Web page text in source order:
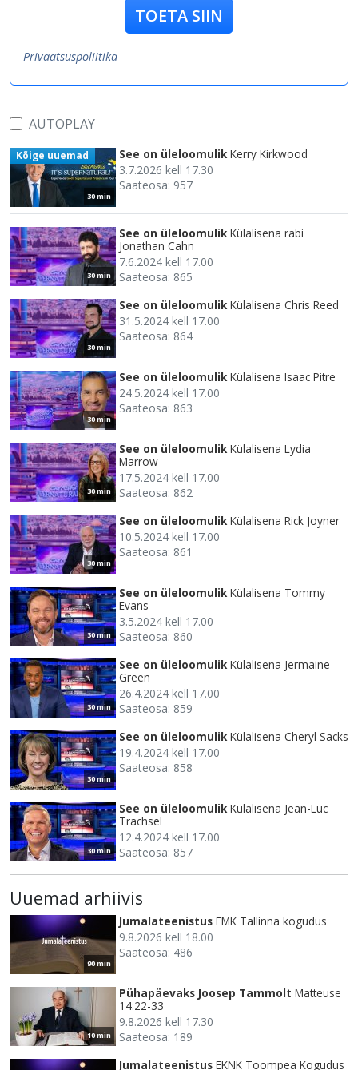
TOETA SIIN
Privaatsuspoliitika
AUTOPLAY
30 min
Kõige uuemad See on üleloomulik Kerry Kirkwood
3.7.2026 kell 17.30
Saateosa: 957
30 min
See on üleloomulik Külalisena rabi
Jonathan Cahn
7.6.2024 kell 17.00
Saateosa: 865
30 min
See on üleloomulik Külalisena Chris Reed
31.5.2024 kell 17.00
Saateosa: 864
30 min
See on üleloomulik Külalisena Isaac Pitre
24.5.2024 kell 17.00
Saateosa: 863
30 min
See on üleloomulik Külalisena Lydia
Marrow
17.5.2024 kell 17.00
Saateosa: 862
30 min
See on üleloomulik Külalisena Rick Joyner
10.5.2024 kell 17.00
Saateosa: 861
30 min
See on üleloomulik Külalisena Tommy
Evans
3.5.2024 kell 17.00
Saateosa: 860
30 min
See on üleloomulik Külalisena Jermaine
Green
26.4.2024 kell 17.00
Saateosa: 859
30 min
See on üleloomulik Külalisena Cheryl Sacks
19.4.2024 kell 17.00
Saateosa: 858
30 min
See on üleloomulik Külalisena Jean-Luc
Trachsel
12.4.2024 kell 17.00
Saateosa: 857
Uuemad arhiivis
90 min
Jumalateenistus EMK Tallinna kogudus
9.8.2026 kell 18.00
Saateosa: 486
10 min
Pühapäevaks Joosep Tammolt Matteuse
14:22-33
9.8.2026 kell 17.30
Saateosa: 189
Jumalateenistus EKNK Toompea Kogudus